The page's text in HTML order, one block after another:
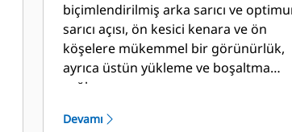
biçimlendirilmiş arka sarıcı ve
sarıcı açısı, ön kesici kenara ve ön
köşelere mükemmel bir görünürlük,
ayrıca üstün yükleme ve boşaltma
sağlar.
Devamı